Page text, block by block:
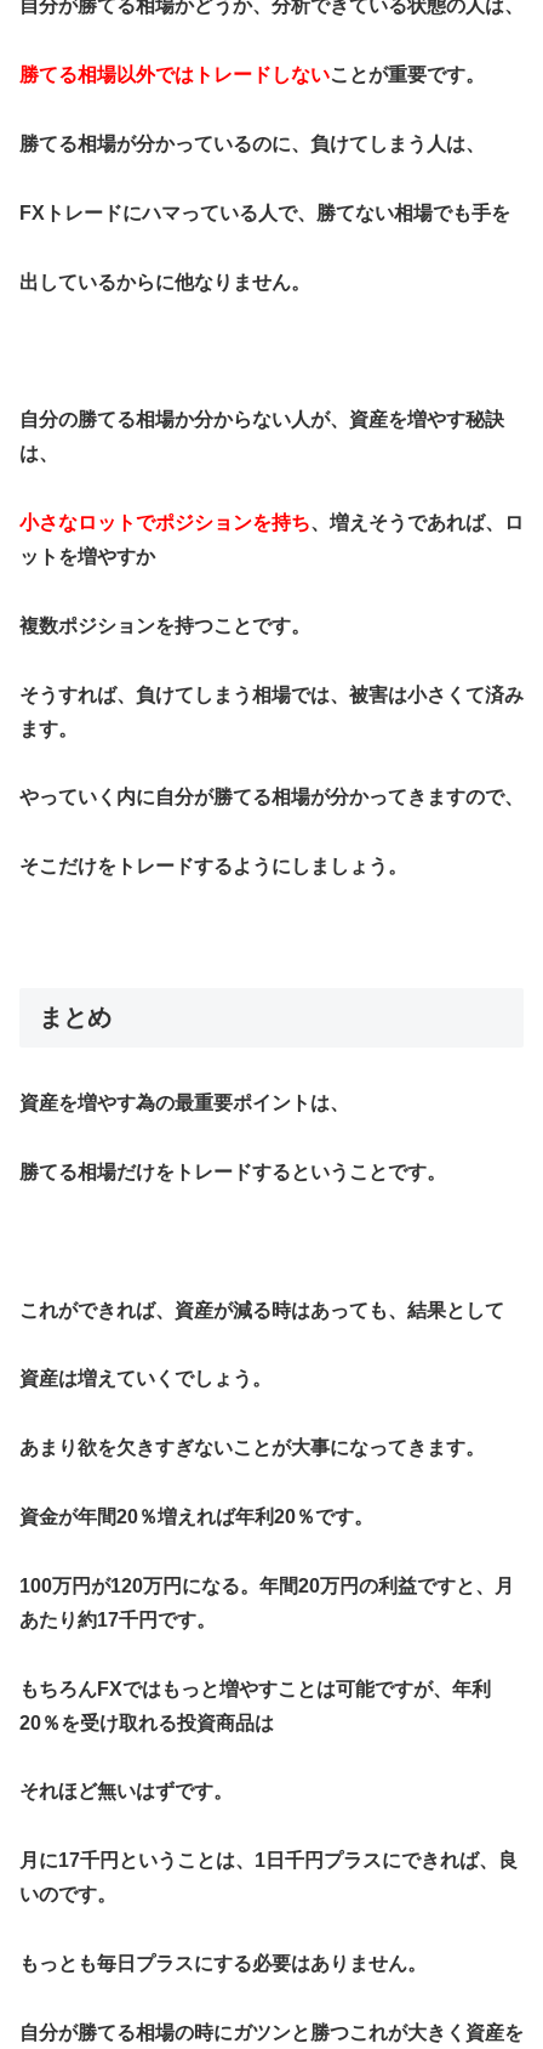
自分が勝てる相場かどうか、分析できている状態の人は、
勝てる相場以外ではトレードしないことが重要です。
勝てる相場が分かっているのに、負けてしまう人は、
FXトレードにハマっている人で、勝てない相場でも手を
出しているからに他なりません。
自分の勝てる相場か分からない人が、資産を増やす秘訣
は、
小さなロットでポジションを持ち、増えそうであれば、ロ
ットを増やすか
複数ポジションを持つことです。
そうすれば、負けてしまう相場では、被害は小さくて済み
ます。
やっていく内に自分が勝てる相場が分かってきますので、
そこだけをトレードするようにしましょう。
まとめ
資産を増やす為の最重要ポイントは、
勝てる相場だけをトレードするということです。
これができれば、資産が減る時はあっても、結果として
資産は増えていくでしょう。
あまり欲を欠きすぎないことが大事になってきます。
資金が年間20％増えれば年利20％です。
100万円が120万円になる。年間20万円の利益ですと、月
あたり約17千円です。
もちろんFXではもっと増やすことは可能ですが、年利
20％を受け取れる投資商品は
それほど無いはずです。
月に17千円ということは、1日千円プラスにできれば、良
いのです。
もっとも毎日プラスにする必要はありません。
自分が勝てる相場の時にガツンと勝つこれが大きく資産を